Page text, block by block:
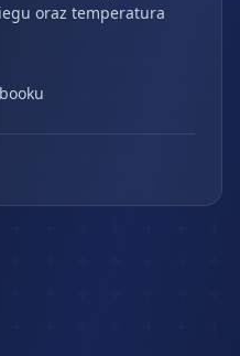
oraz temperatura